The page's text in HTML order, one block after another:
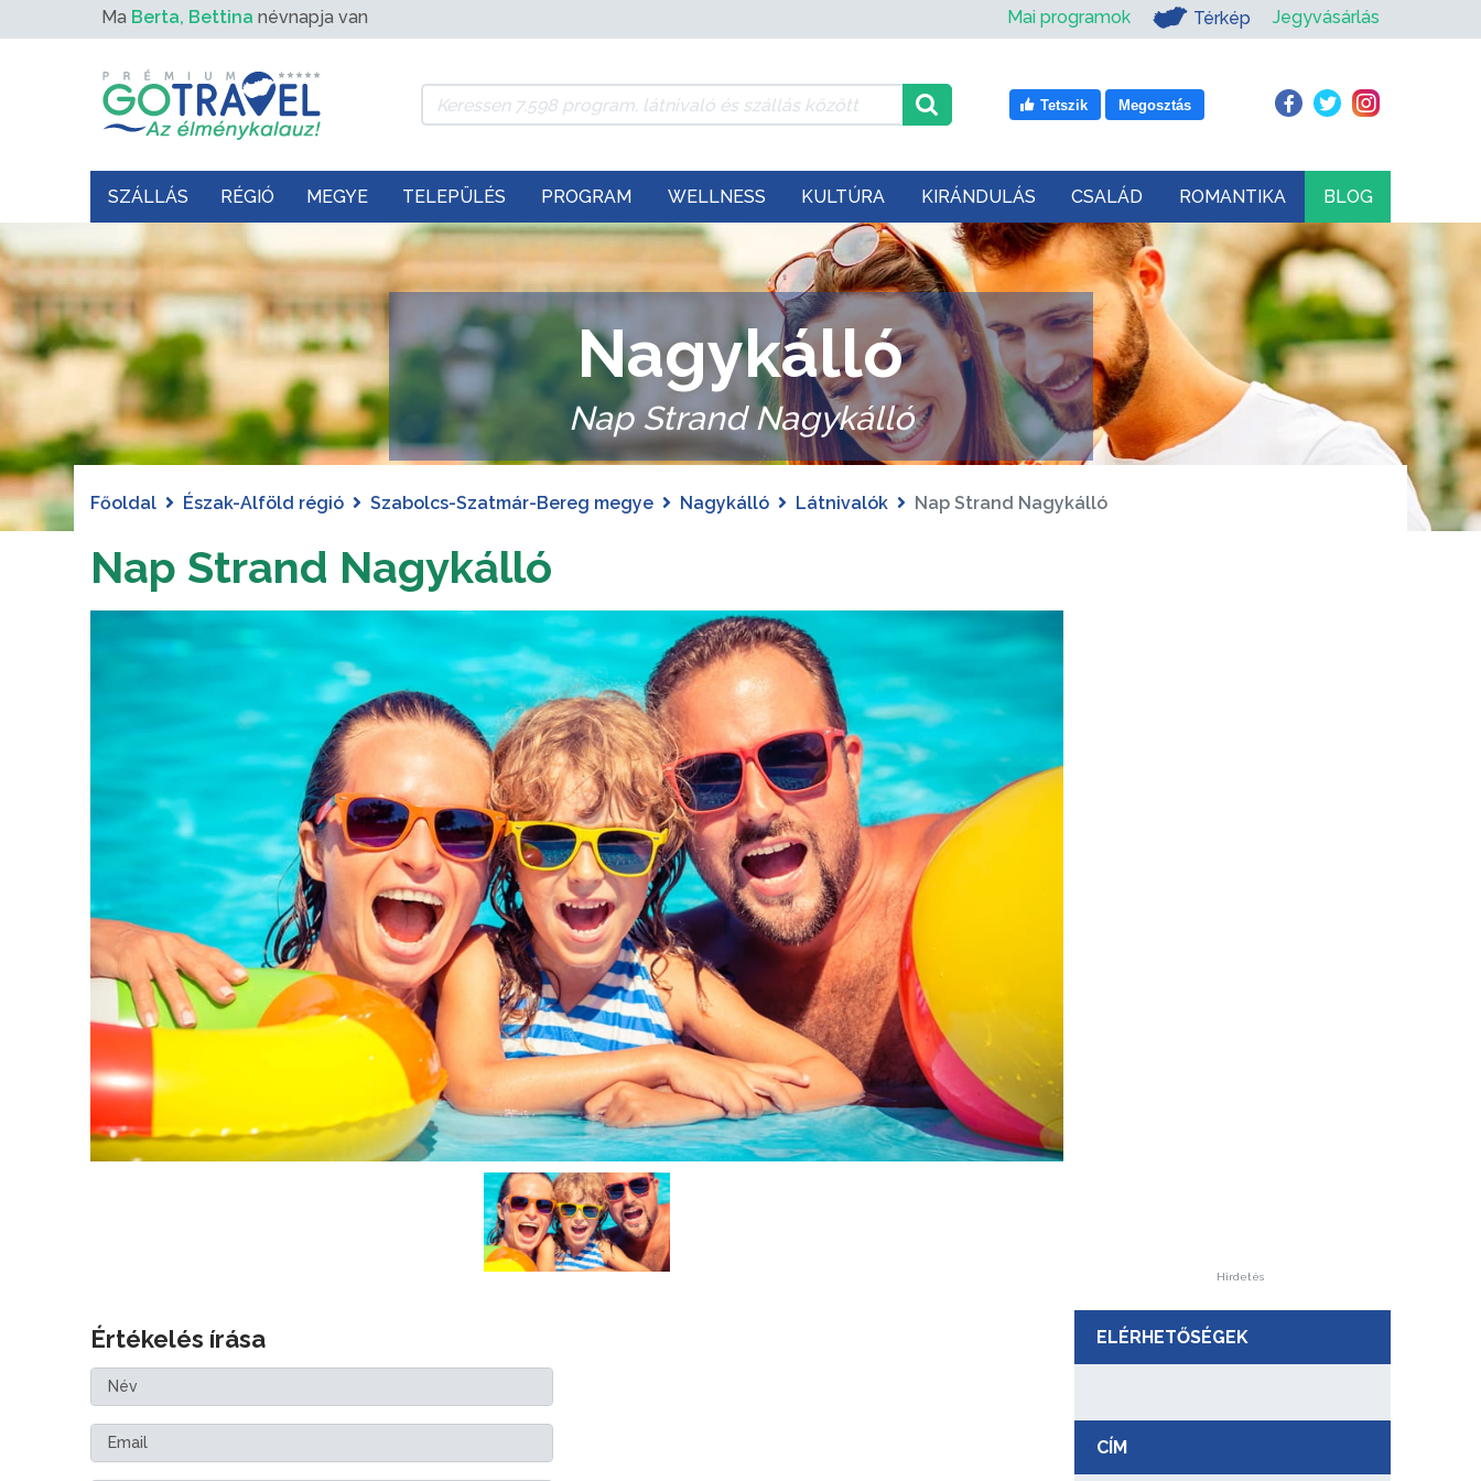
Ma Berta, Bettina névnapja van Mai programok Térkép Jegyvásárlás
Tetszik Megosztás
SZÁLLÁS RÉGIÓ MEGYE TELEPÜLÉS PROGRAM WELLNESS KULTÚRA KIRÁNDULÁS CSALÁD ROMANTIKA BLOG
Nagykálló
Nap Strand Nagykálló
Főoldal Észak-Alföld régió Szabolcs-Szatmár-Bereg megye Nagykálló Látnivalók Nap Strand Nagykálló
Nap Strand Nagykálló
Értékelés írása
Hirdetés
ELÉRHETŐSÉGEK
CÍM